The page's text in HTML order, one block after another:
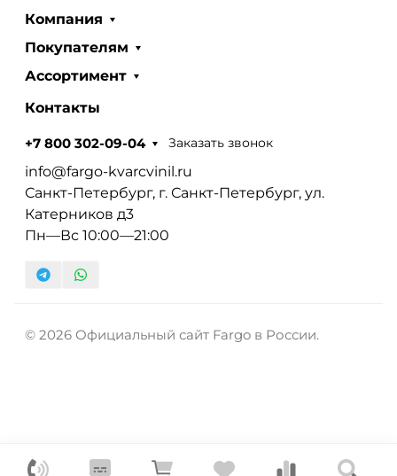
Компания
Покупателям
Ассортимент
Контакты
+7 800 302-09-04 Заказать звонок
info@fargo-kvarcvinil.ru
Санкт-Петербург, г. Санкт-Петербург, ул.
Катерников д3
Пн—Вс 10:00—21:00
© 2026 Официальный сайт Fargo в России.